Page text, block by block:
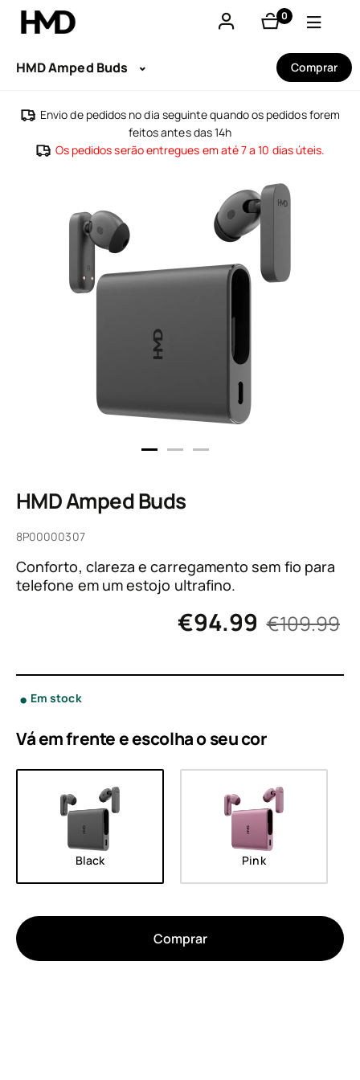
0
produtos
Smartphones
Telemóveis básicos
Ofertas
Sobre
HMD Amped Buds Comprar
Envio de pedidos no dia seguinte quando os pedidos forem
feitos antes das 14h
Os pedidos serão entregues em até 7 a 10 dias úteis.
HMD Amped Buds
8P00000307
Conforto, clareza e carregamento sem fio para
telefone em um estojo ultrafino.
€109.99
€94.99
Em stock
Vá em frente e escolha o seucor
Black Pink
Comprar